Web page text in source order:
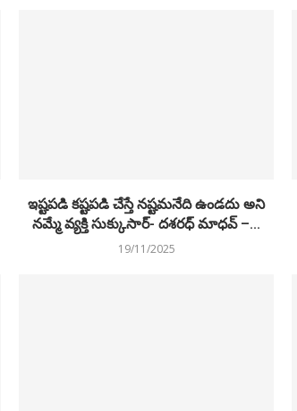
ఇష్టపడి కష్టపడి చేస్తే నష్టమనేది ఉండదు అని
నమ్మే వ్యక్తి సుక్కుసార్‌- దశరధ్‌ మాధవ్‌ –...
19/11/2025